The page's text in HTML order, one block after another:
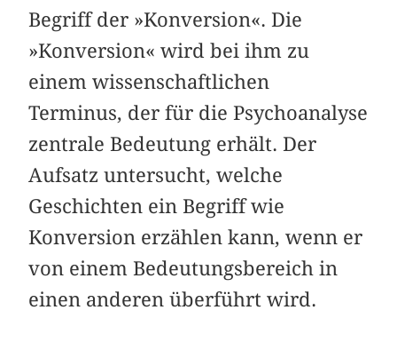
Begriff der »Konversion«. Die
»Konversion« wird bei ihm zu
einem wissenschaftlichen
Terminus, der für die Psychoanalyse
zentrale Bedeutung erhält. Der
Aufsatz untersucht, welche
Geschichten ein Begriff wie
Konversion erzählen kann, wenn er
von einem Bedeutungsbereich in
einen anderen überführt wird.